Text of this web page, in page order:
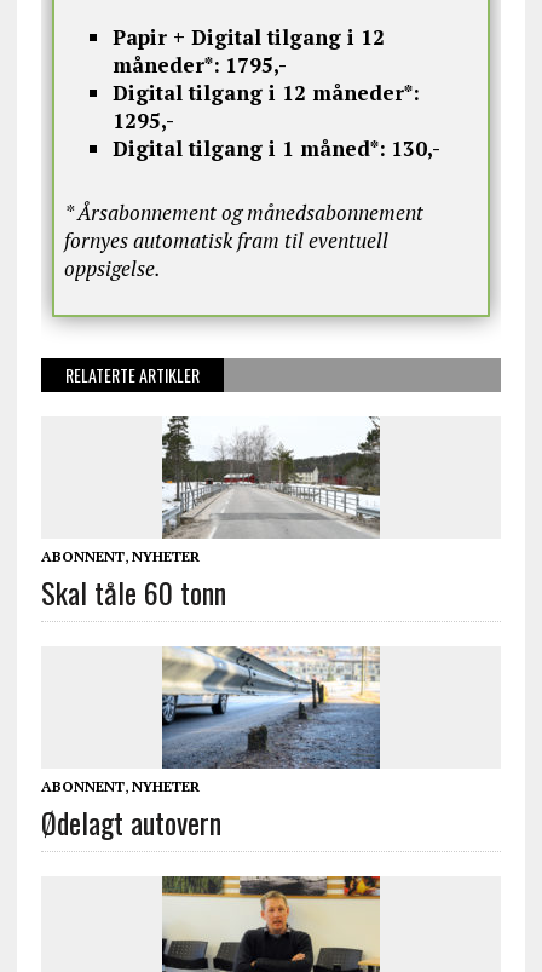
Papir + Digital tilgang i 12
måneder*: 1795,-
Digital tilgang i 12 måneder*:
1295,-
Digital tilgang i 1 måned*: 130,-
* Årsabonnement og månedsabonnement
fornyes automatisk fram til eventuell
oppsigelse.
RELATERTE ARTIKLER
ABONNENT, NYHETER
Skal tåle 60 tonn
ABONNENT, NYHETER
Ødelagt autovern